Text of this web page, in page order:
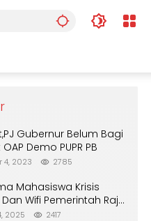
Gubernur Belum Bagi
Demo PUPR PB
4, 2023 2785
Mahasiswa Krisis
Dan Wifi Pemerintah Raja
Alasan Tunggu DPA
2025 2417